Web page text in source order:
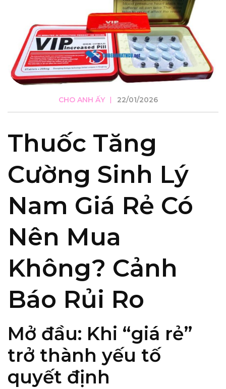
CHO ANH ẤY 22/01/2026
Thuốc Tăng
Cường Sinh Lý
Nam Giá Rẻ Có
Nên Mua
Không? Cảnh
Báo Rủi Ro
Mở đầu: Khi “giá rẻ”
trở thành yếu tố
quyết định